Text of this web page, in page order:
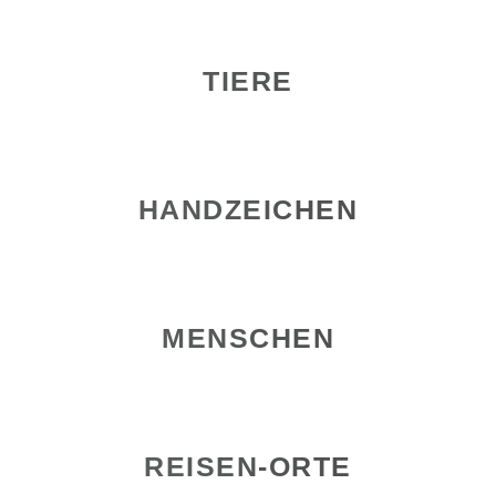
TIERE
HANDZEICHEN
MENSCHEN
REISEN-ORTE